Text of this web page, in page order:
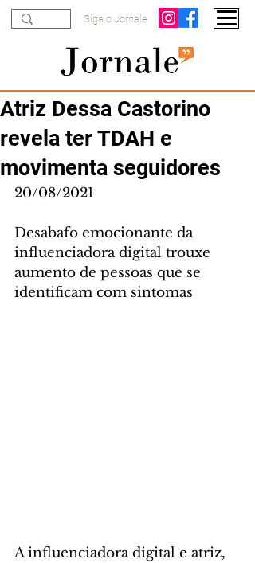
Siga o Jornale
Atriz Dessa Castorino
revela ter TDAH e
movimenta seguidores
20/08/2021
Desabafo emocionante da
influenciadora digital trouxe
aumento de pessoas que se
identificam com sintomas
A influenciadora digital e atriz,